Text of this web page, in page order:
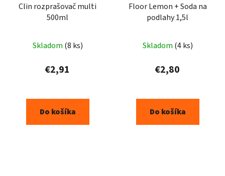
Clin rozprašovač multi
500ml
Skladom (8 ks)
€2,91
Do košíka
Floor Lemon + Soda na
podlahy 1,5l
Skladom (4 ks)
€2,80
Do košíka